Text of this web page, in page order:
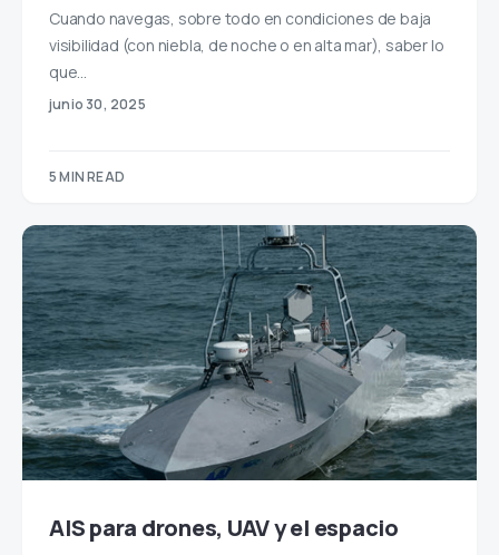
Cuando navegas, sobre todo en condiciones de baja
visibilidad (con niebla, de noche o en alta mar), saber lo
que…
junio 30, 2025
5 MIN READ
AIS para drones, UAV y el espacio